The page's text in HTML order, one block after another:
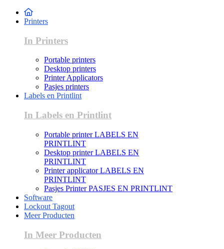
Printers
In Printers
Portable printers
Desktop printers
Printer Applicators
Pasjes printers
Labels en Printlint
In Labels en Printlint
Portable printer LABELS EN
PRINTLINT
Desktop printer LABELS EN
PRINTLINT
Printer applicator LABELS EN
PRINTLINT
Pasjes Printer PASJES EN PRINTLINT
Software
Lockout Tagout
Meer Producten
In Meer Producten